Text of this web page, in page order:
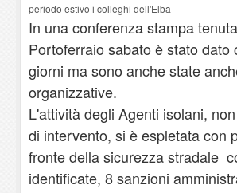
periodo estivo i colleghi dell'Elba
In una conferenza stampa
Portoferraio sabato è stato
giorni ma sono anche state
organizzative.
L'attività degli Agenti isolani,
di intervento, si è espletata con
fronte della sicurezza stradale
identificate, 8 sanzioni